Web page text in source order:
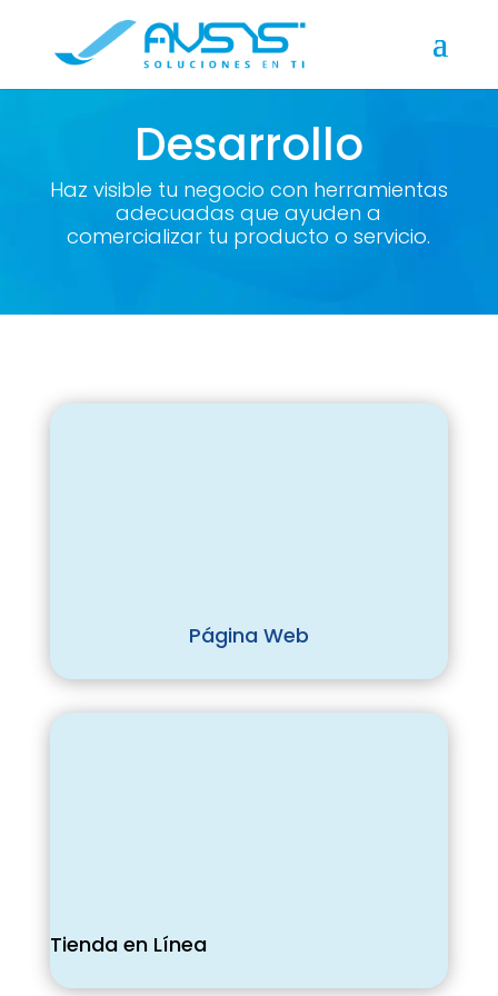
Desarrollo
Haz visible tu negocio con herramientas
adecuadas que ayuden a
comercializar tu producto o servicio.
Página Web
Tienda en Línea